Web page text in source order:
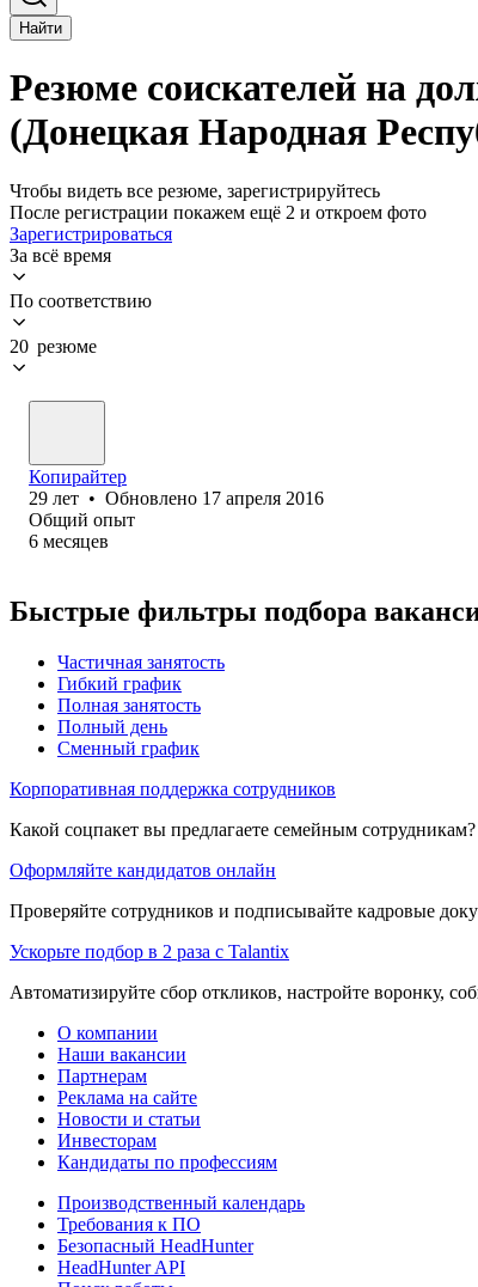
Найти
Резюме соискателей на
(Донецкая Народная
Чтобы видеть все резюме, зарегистрируйтесь
После регистрации покажем ещё 2 и откроем фото
Зарегистрироваться
За всё время
По соответствию
20 резюме
Копирайтер
29 лет • Обновлено 17 апреля 2016
Общий опыт
6 месяцев
Быстрые фильтры подбора
Частичная занятость
Гибкий график
Полная занятость
Полный день
Сменный график
Корпоративная поддержка сотрудников
Какой соцпакет вы предлагаете семейным сотрудникам?
Оформляйте кандидатов онлайн
Проверяйте сотрудников и подписывайте кадровые
Ускорьте подбор в 2 раза с Talantix
Автоматизируйте сбор откликов, настройте воронку,
О компании
Наши вакансии
Партнерам
Реклама на сайте
Новости и статьи
Инвесторам
Кандидаты по профессиям
Производственный календарь
Требования к ПО
Безопасный HeadHunter
HeadHunter API